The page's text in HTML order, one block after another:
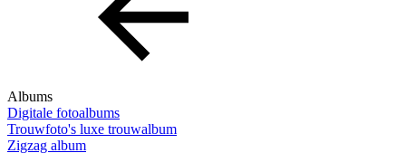
Albums
Digitale fotoalbums
Trouwfoto's luxe trouwalbum
Zigzag album